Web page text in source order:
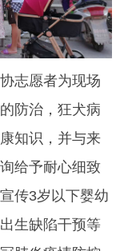
志愿者为现场
防治，狂犬病
知识，并与来
给予耐心细致
传3岁以下婴幼
生缺陷干预等